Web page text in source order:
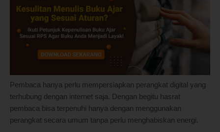
Pembaca hanya perlu mempersiapkan perangkat digital yang
terhubung dengan internet saja. Dengan begitu hasrat
pembaca bisa terpenuhi hanya dengan menggunakan
perangkat secara umum tanpa perlu menghabiskan energi.